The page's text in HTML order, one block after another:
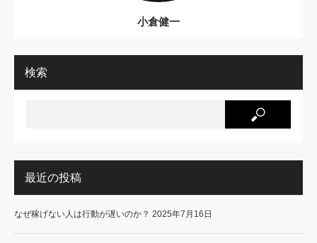
小倉健一
検索
最近の投稿
なぜ稼げない人は行動が遅いのか？ 2025年7月16日